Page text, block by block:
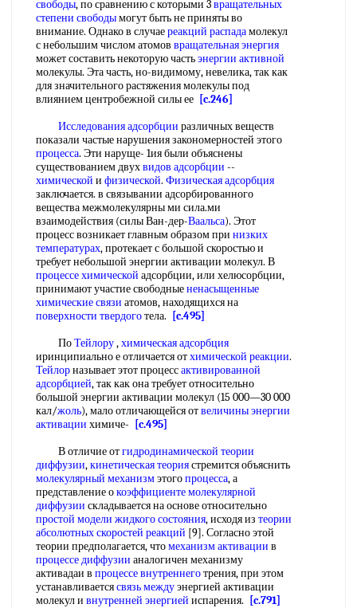
свободы, по сравнению с которыми 3вращательных
степени свободымогут быть не приняты во
внимание. Однако в случаереакций распадамолекул
с небольшим числом атомов вращательная энергия
может составить некоторую частьэнергии активной
молекулы. Эта часть, но-видимому, невелика, так как
для значительного растяжения молекулы под
влиянием центробежной силы ее [c.246]
Исследования адсорбции различных веществ
показали частые нарушения закономерностей этого
процесса. Эти наруще- 1ия были объяснены
существованием двухвидов адсорбции --
химической и физической. Физическая адсорбция
заключается. в связывании адсорбированного
вещества межмолекулярны ми сила.ми
взаимодействия (силы Ван-дер-Ваальса). Этот
процесс возникает главным образом при низких
температурах, протекает с большой скоростью и
требует небольшой энергии активации молекул. В
процессе химической адсорбции, или хелюсорбции,
принимают участие свободныененасыщенные
химические связи атомов, находящихся на
поверхности твердоготела.
[c.495]
ПоТейлору,химическая адсорбция
иринципиально е отличается отхимической реакции.
Тейлорназывает этот процессактивированной
адсорбцией, так как она требует относительно
большой энергии активации молекул (15 000—30 000
кал/жоль), мало отличающейся отвеличины энергии
активации химиче-
[c.495]
В отличие отгидродинамической теории
диффузии,кинетическая теориястремится объяснить
молекулярный механизмэтогопроцесса, а
представление окоэффициенте молекулярной
диффузии складывается на основе относительно
простой модели жидкого состояния, исходя из теории
абсолютных скоростей реакций [9]. Согласно этой
теории предполагается, чтомеханизм активации в
процессе диффузии аналогичен механизму
активадаи в процессе внутреннеготрения, при этом
устанавливаетсясвязь междуэнергией активации
молекул и внутренней энергией испарения.
[c.791]